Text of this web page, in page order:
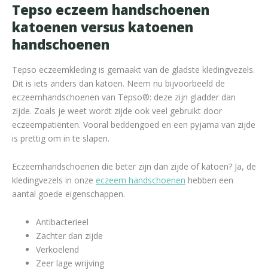
Tepso eczeem handschoenen
katoenen versus katoenen
handschoenen
Tepso eczeemkleding is gemaakt van de gladste kledingvezels.
Dit is iets anders dan katoen. Neem nu bijvoorbeeld de
eczeemhandschoenen van Tepso®: deze zijn gladder dan
zijde. Zoals je weet wordt zijde ook veel gebruikt door
eczeempatiënten. Vooral beddengoed en een pyjama van zijde
is prettig om in te slapen.
Eczeemhandschoenen die beter zijn dan zijde of katoen? Ja, de
kledingvezels in onze eczeem handschoenen hebben een
aantal goede eigenschappen.
Antibacterieel
Zachter dan zijde
Verkoelend
Zeer lage wrijving